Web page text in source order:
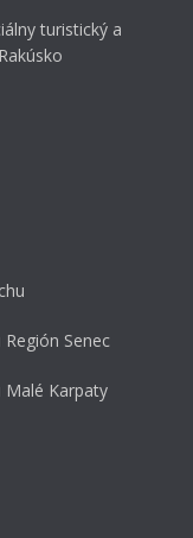
turistický a
Senec
Malé Karpaty